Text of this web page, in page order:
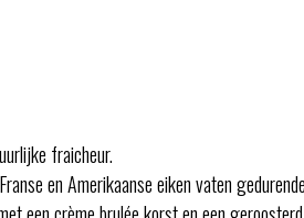
fraicheur.
en Amerikaanse eiken vaten